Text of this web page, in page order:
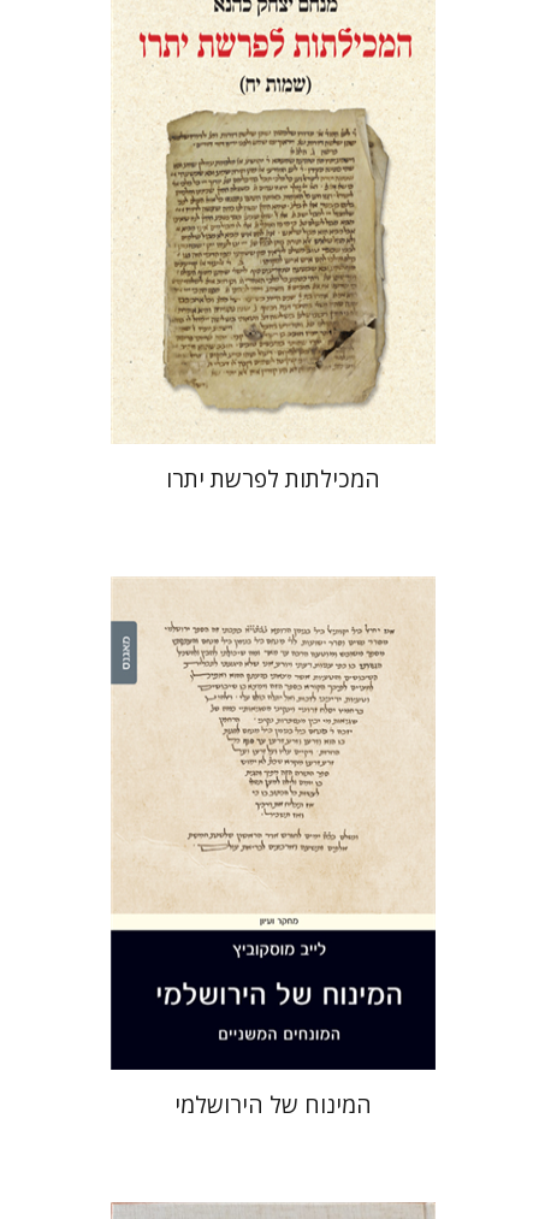
מנחם יצחק כהנא
הנחת אתר ספר מודפס
$46
$41
המכילתות לפרשת יתרו
לייב מוסקוביץ
הנחת אתר ספר מודפס
$49
$44
המינוח של הירושלמי